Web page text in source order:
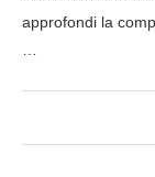
approfondi la